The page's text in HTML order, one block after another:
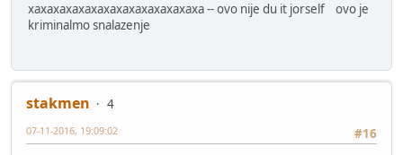
xaxaxaxaxaxaxaxaxaxaxaxaxaxa -- ovo nije du it jorself ovo je
kriminalmo snalazenje
stakmen
4
#16
07-11-2016, 19:09:02